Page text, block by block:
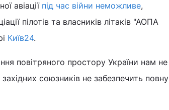
авіації під час війни неможливе,
пілотів та власників літаків "АОПА
Київ24.
повітряного простору України нам не
союзників не забезпечить повну